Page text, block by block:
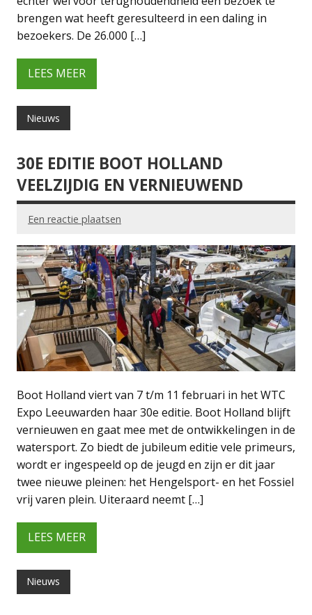
brengen wat heeft geresulteerd in een daling in
bezoekers. De 26.000 […]
LEES MEER
Nieuws
30E EDITIE BOOT HOLLAND
VEELZIJDIG EN VERNIEUWEND
Een reactie plaatsen
Boot Holland viert van 7 t/m 11 februari in het WTC
Expo Leeuwarden haar 30e editie. Boot Holland blijft
vernieuwen en gaat mee met de ontwikkelingen in de
watersport. Zo biedt de jubileum editie vele primeurs,
wordt er ingespeeld op de jeugd en zijn er dit jaar
twee nieuwe pleinen: het Hengelsport- en het Fossiel
vrij varen plein. Uiteraard neemt […]
LEES MEER
Nieuws